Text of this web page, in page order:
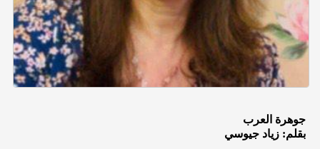
جوهرة العرب
بقلم: زياد جيوسي